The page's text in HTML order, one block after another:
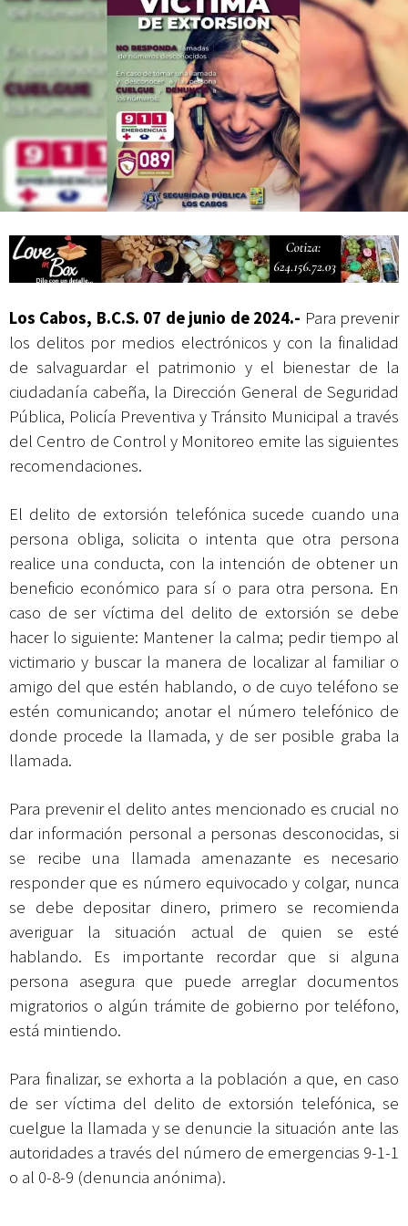
Atiende XV Ayuntamiento de Los Cabos planteamientos de Antorcha
Campesina
Los Cabos, B.C.S. 07 de junio de 2024.- Para prevenir
los delitos por medios electrónicos y con la finalidad
de salvaguardar el patrimonio y el bienestar de la
ciudadanía cabeña, la Dirección General de Seguridad
Pública, Policía Preventiva y Tránsito Municipal a través
del Centro de Control y Monitoreo emite las siguientes
recomendaciones.
El delito de extorsión telefónica sucede cuando una
persona obliga, solicita o intenta que otra persona
realice una conducta, con la intención de obtener un
beneficio económico para sí o para otra persona. En
caso de ser víctima del delito de extorsión se debe
hacer lo siguiente: Mantener la calma; pedir tiempo al
victimario y buscar la manera de localizar al familiar o
amigo del que estén hablando, o de cuyo teléfono se
estén comunicando; anotar el número telefónico de
donde procede la llamada, y de ser posible graba la
llamada.
Para prevenir el delito antes mencionado es crucial no
dar información personal a personas desconocidas, si
se recibe una llamada amenazante es necesario
responder que es número equivocado y colgar, nunca
se debe depositar dinero, primero se recomienda
averiguar la situación actual de quien se esté
hablando. Es importante recordar que si alguna
persona asegura que puede arreglar documentos
migratorios o algún trámite de gobierno por teléfono,
está mintiendo.
Para finalizar, se exhorta a la población a que, en caso
de ser víctima del delito de extorsión telefónica, se
cuelgue la llamada y se denuncie la situación ante las
autoridades a través del número de emergencias 9-1-1
o al 0-8-9 (denuncia anónima).